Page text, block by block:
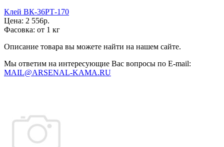
Клей ВК-36РТ-170
Цена: 2 556р.
Фасовка: от 1 кг
Описание товара вы можете найти на нашем сайте.
Мы ответим на интересующие Вас вопросы по E-mail:
MAIL@ARSENAL-KAMA.RU